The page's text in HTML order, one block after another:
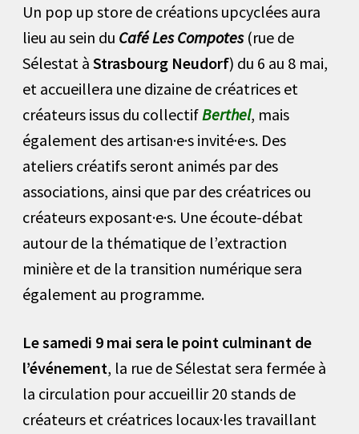
Un pop up store de créations upcyclées aura
lieu au sein du Café Les Compotes(rue de
Sélestat àStrasbourg Neudorf) du 6 au 8 mai,
et accueillera une dizaine de créatrices et
créateurs issus du collectif Berthel, mais
également des artisan·e·s invité·e·s. Des
ateliers créatifs seront animés par des
associations, ainsi que par des créatrices ou
créateurs exposant·e·s. Une écoute-débat
autour de la thématique de l’extraction
minière et de la transition numérique sera
également au programme.
Le samedi 9 mai sera le point culminant de
l’événement, la rue de Sélestat sera fermée à
la circulation pour accueillir 20 stands de
créateurs et créatrices locaux·les travaillant